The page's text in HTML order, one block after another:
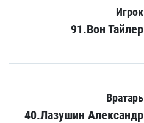
Игрок
91.Вон Тайлер
Вратарь
40.Лазушин Александр